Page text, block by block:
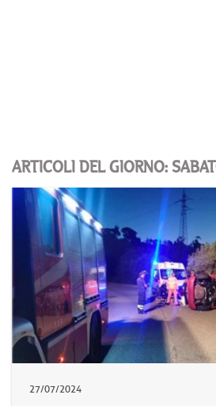
ARTICOLI DEL GIORNO:
27/07/2024